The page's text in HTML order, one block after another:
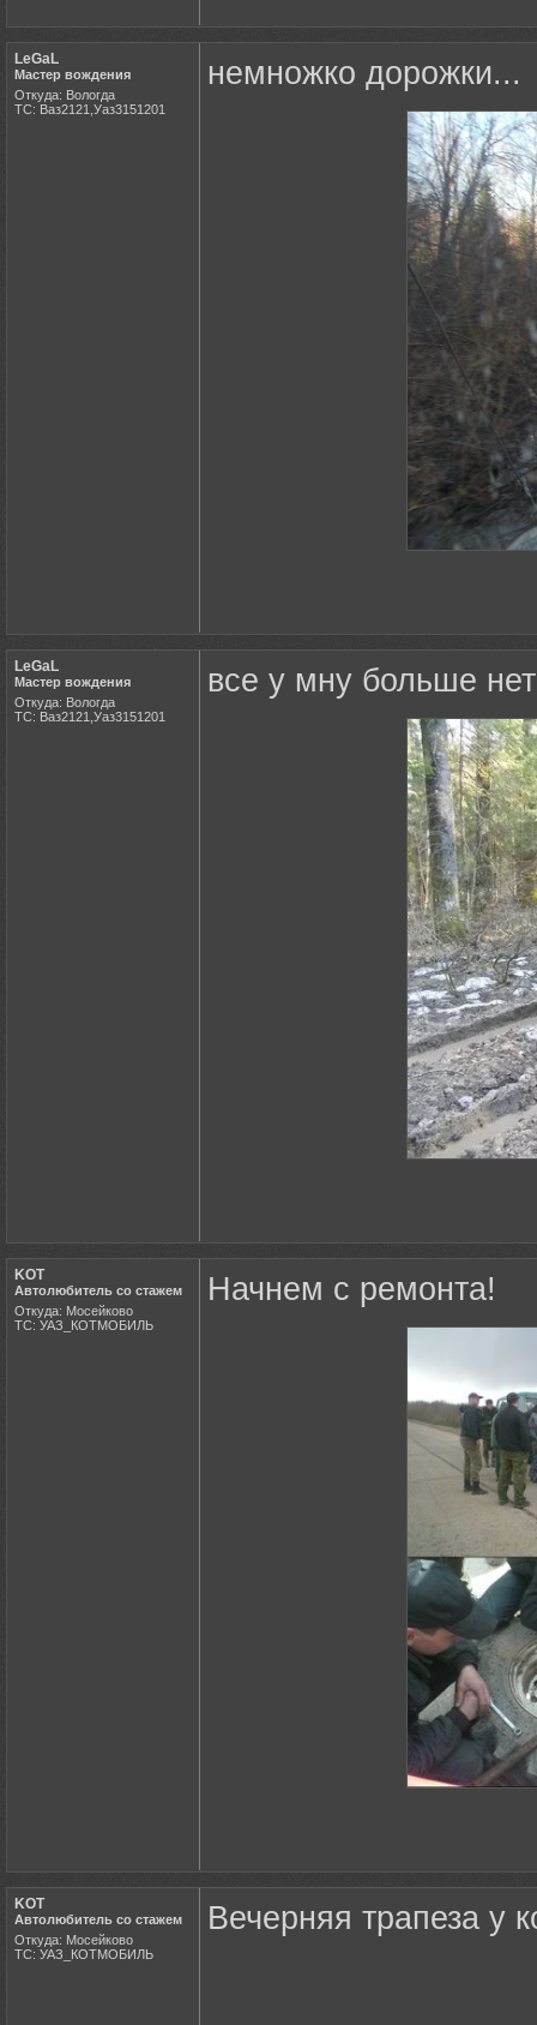
LeGaL
Мастер вождения
Откуда: Вологда
ТС: Ваз2121,Уаз3151201
немножко дорожки...
LeGaL
Мастер вождения
Откуда: Вологда
ТС: Ваз2121,Уаз3151201
все у мну больше нет
KOT
Автолюбитель со стажем
Откуда: Мосейково
ТС: УАЗ_КОТМОБИЛЬ
Начнем с ремонта!
KOT
Автолюбитель со стажем
Откуда: Мосейково
ТС: УАЗ_КОТМОБИЛЬ
Вечерняя трапеза у